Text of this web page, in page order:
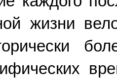
жизни